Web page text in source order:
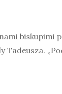
biskupimi